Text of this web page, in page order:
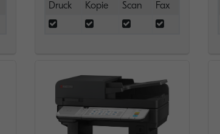
Druck
Kopie Scan Fax